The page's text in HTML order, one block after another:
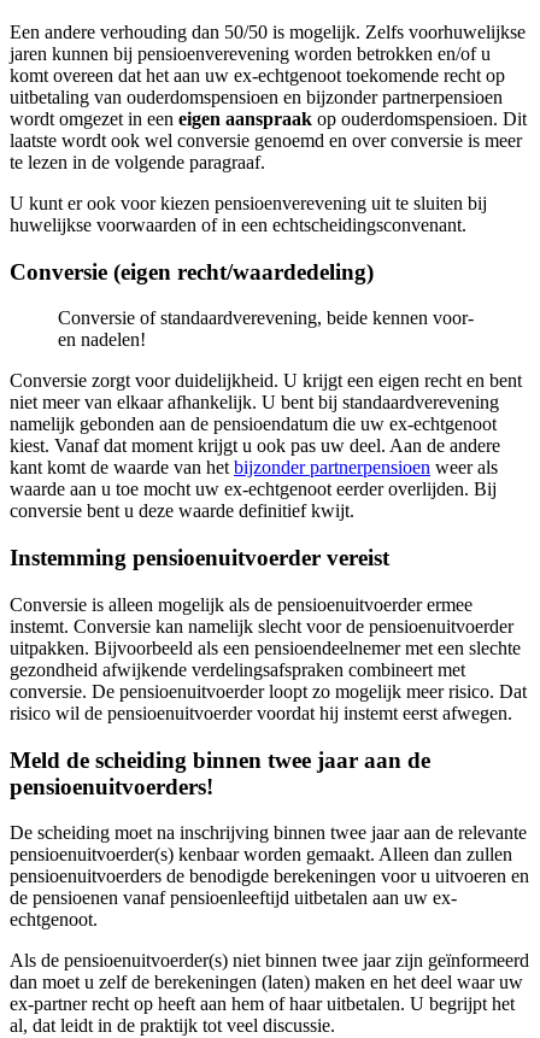
Een andere verhouding dan 50/50 is mogelijk. Zelfs voorhuwelijkse
jaren kunnen bij pensioenverevening worden betrokken en/of u
komt overeen dat het aan uw ex-echtgenoot toekomende recht op
uitbetaling van ouderdomspensioen en bijzonder partnerpensioen
wordt omgezet in een eigen aanspraak op ouderdomspensioen. Dit
laatste wordt ook wel conversie genoemd en over conversie is meer
te lezen in de volgende paragraaf.
U kunt er ook voor kiezen pensioenverevening uit te sluiten bij
huwelijkse voorwaarden of in een echtscheidingsconvenant.
Conversie (eigen recht/waardedeling)
Conversie of standaardverevening, beide kennen voor-
en nadelen!
Conversie zorgt voor duidelijkheid. U krijgt een eigen recht en bent
niet meer van elkaar afhankelijk. U bent bij standaardverevening
namelijk gebonden aan de pensioendatum die uw ex-echtgenoot
kiest. Vanaf dat moment krijgt u ook pas uw deel. Aan de andere
kant komt de waarde van het bijzonder partnerpensioen weer als
waarde aan u toe mocht uw ex-echtgenoot eerder overlijden. Bij
conversie bent u deze waarde definitief kwijt.
Instemming pensioenuitvoerder vereist
Conversie is alleen mogelijk als de pensioenuitvoerder ermee
instemt. Conversie kan namelijk slecht voor de pensioenuitvoerder
uitpakken. Bijvoorbeeld als een pensioendeelnemer met een slechte
gezondheid afwijkende verdelingsafspraken combineert met
conversie. De pensioenuitvoerder loopt zo mogelijk meer risico. Dat
risico wil de pensioenuitvoerder voordat hij instemt eerst afwegen.
Meld de scheiding binnen twee jaar aan de
pensioenuitvoerders!
De scheiding moet na inschrijving binnen twee jaar aan de relevante
pensioenuitvoerder(s) kenbaar worden gemaakt. Alleen dan zullen
pensioenuitvoerders de benodigde berekeningen voor u uitvoeren en
de pensioenen vanaf pensioenleeftijd uitbetalen aan uw ex-
echtgenoot.
Als de pensioenuitvoerder(s) niet binnen twee jaar zijn geïnformeerd
dan moet u zelf de berekeningen (laten) maken en het deel waar uw
ex-partner recht op heeft aan hem of haar uitbetalen. U begrijpt het
al, dat leidt in de praktijk tot veel discussie.